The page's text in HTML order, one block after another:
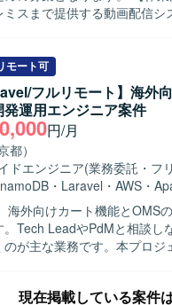
やコネクテ
ができます。 マイクロサー
ーキテクチャに触れながら
スの基盤づくりに携わること
TypeScriptを用いたフロント
を行い、クラウド環境（
を利用したコンテナベース
築しております。
スまで提供する動画配信シ
サイト開発を行います。詳細
心に、プロジェクトによって
だきます。スキルや参画プ
や技術担当としての顧客ミ
あります。 【求める人物像】 フロ
への関心が高く、新しい技
きに取り組んでいただける
ンバーや関係者と円滑にコ
ら開発を進められる方を歓迎
魅力】 動画配信システム
スまで幅広い環境に関わる
ェーズに関与することで、サ
モート可
フルリモート】海外
運用エンジニア案件
円/月
都）
ドエンジニア(業務委託・フ
・ Laravel ・ AWS ・
海外向けカート機能とOMS
Tech LeadやPdMと相談し
のが主な業務です。本プロジ
増えていく見込みです。 ・
現在掲載している案件